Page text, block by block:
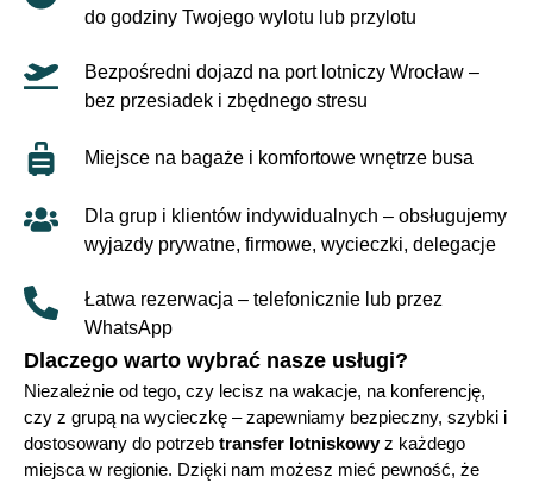
do godziny Twojego wylotu lub przylotu
Bezpośredni dojazd na port lotniczy Wrocław –
bez przesiadek i zbędnego stresu
Miejsce na bagaże i komfortowe wnętrze busa
Dla grup i klientów indywidualnych – obsługujemy
wyjazdy prywatne, firmowe, wycieczki, delegacje
Łatwa rezerwacja – telefonicznie lub przez
WhatsApp
Dlaczego warto wybrać nasze usługi?
Niezależnie od tego, czy lecisz na wakacje, na konferencję,
czy z grupą na wycieczkę – zapewniamy bezpieczny, szybki i
dostosowany do potrzeb transfer lotniskowyz każdego
miejsca w regionie. Dzięki nam możesz mieć pewność, że